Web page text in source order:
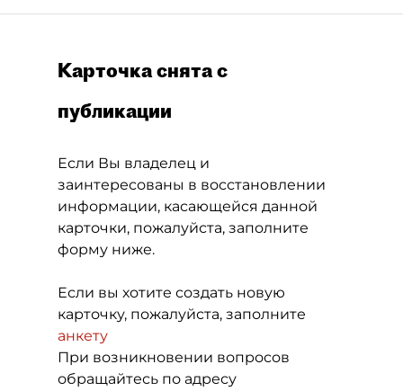
Карточка снята с
публикации
Если Вы владелец и
заинтересованы в восстановлении
информации, касающейся данной
карточки, пожалуйста, заполните
форму ниже.
Если вы хотите создать новую
карточку, пожалуйста, заполните
анкету
При возникновении вопросов
обращайтесь по адресу